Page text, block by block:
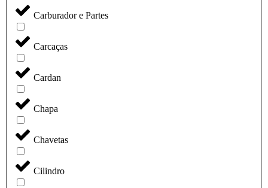
Carburador e Partes
Carcaças
Cardan
Chapa
Chavetas
Cilindro